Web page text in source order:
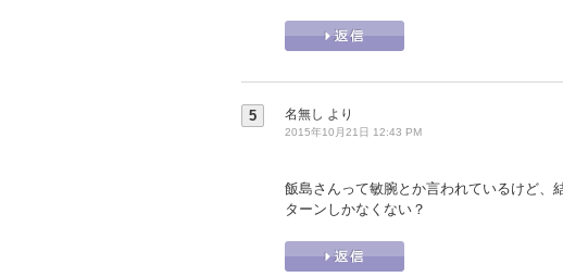
5 名無し より
2015年10月21日 12:43 PM
飯島さんって敏腕とか言われているけど、
ターンしかなくない？